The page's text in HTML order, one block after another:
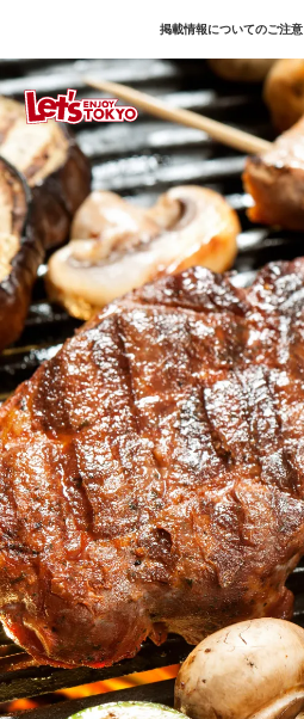
掲載情報についてのご注意